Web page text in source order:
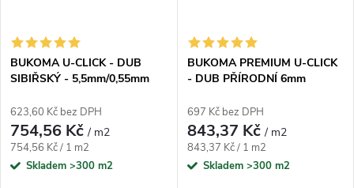
BUKOMA U-CLICK - DUB
SIBIŘSKÝ - 5,5mm/0,55mm
623,60 Kč bez DPH
754,56 Kč/ m2
Měrná cena:
754,56 Kč / 1 m2
Skladem >300 m2
BUKOMA PREMIUM U-CLICK
- DUB PŘÍRODNÍ 6mm
697 Kč bez DPH
843,37 Kč/ m2
Měrná cena:
843,37 Kč / 1 m2
Skladem >300 m2